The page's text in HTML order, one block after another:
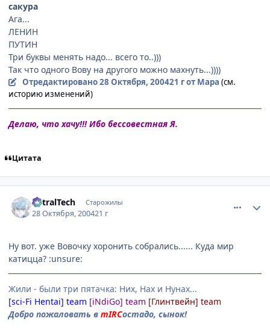
сакура
Ага...
ЛЕНИН
ПУТИН
Три буквы менять надо... всего то..)))
Так что одного Вову на другого можно махнуть...))))
Отредактировано28 Октября, 200421 гот Мара (см.
историю изменений)
Делаю, что хачу!!! Ибо бессовестная Я.
Цитата
AstralTech Старожилы
28 Октября, 200421 г
Ну вот. уже Вовочку хоронить собрались...... Куда мир
катицца? :unsure:
Жили - были три пятачка: Них, Нах и Нунах...
[sci-Fi Hentai] team [iNdiGo] team [Глинтвейн] team
Добро пожаловать в mIRCостадо, сынок!